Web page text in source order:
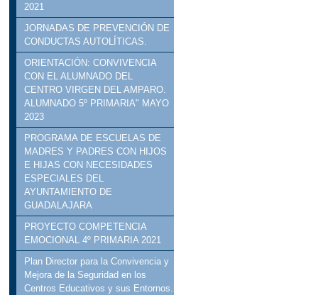
2021
JORNADAS DE PREVENCIÓN DE
CONDUCTAS AUTOLÍTICAS.
ORIENTACIÓN: CONVIVENCIA
CON EL ALUMNADO DEL
CENTRO VIRGEN DEL AMPARO.
ALUMNADO 5º PRIMARIA" MAYO
2023
PROGRAMA DE ESCUELAS DE
MADRES Y PADRES CON HIJOS
E HIJAS CON NECESIDADES
ESPECIALES DEL
AYUNTAMIENTO DE
GUADALAJARA
PROYECTO COMPETENCIA
EMOCIONAL 4º PRIMARIA 2021
Plan Director para la Convivencia y
Mejora de la Seguridad en los
Centros Educativos y sus Entornos.